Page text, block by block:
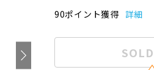
90ポイント獲得 詳細